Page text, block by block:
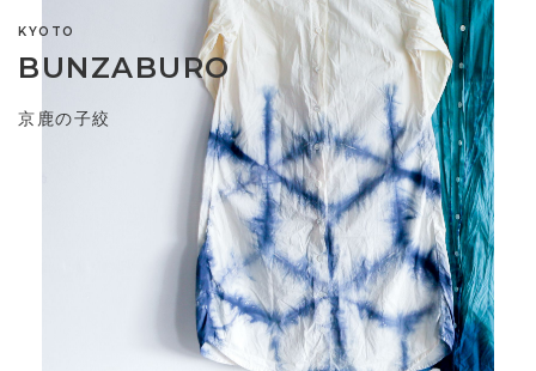
KYOTO
BUNZABURO
京鹿の子絞